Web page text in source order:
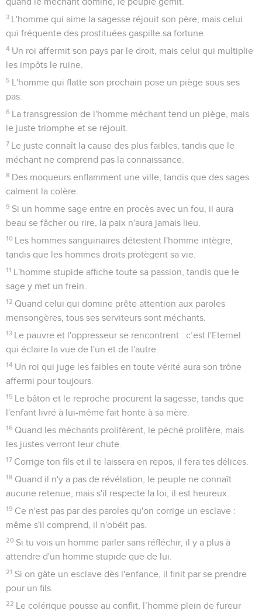
3 L'homme qui aime la sagesse réjouit son père, mais celui
qui fréquente des prostituées gaspille sa fortune.
4 Un roi affermit son pays par le droit, mais celui qui multiplie
les impôts le ruine.
5 L'homme qui flatte son prochain pose un piège sous ses
pas.
6 La transgression de l'homme méchant tend un piège, mais
le juste triomphe et se réjouit.
7 Le juste connaît la cause des plus faibles, tandis que le
méchant ne comprend pas la connaissance.
8 Des moqueurs enflamment une ville, tandis que des sages
calment la colère.
9 Si un homme sage entre en procès avec un fou, il aura
beau se fâcher ou rire, la paix n'aura jamais lieu.
10 Les hommes sanguinaires détestent l'homme intègre,
tandis que les hommes droits protègent sa vie.
11 L'homme stupide affiche toute sa passion, tandis que le
sage y met un frein.
12 Quand celui qui domine prête attention aux paroles
mensongères, tous ses serviteurs sont méchants.
13 Le pauvre et l'oppresseur se rencontrent : c’est l'Eternel
qui éclaire la vue de l'un et de l'autre.
14 Un roi qui juge les faibles en toute vérité aura son trône
affermi pour toujours.
15 Le bâton et le reproche procurent la sagesse, tandis que
l'enfant livré à lui-même fait honte à sa mère.
16 Quand les méchants prolifèrent, le péché prolifère, mais
les justes verront leur chute.
17 Corrige ton fils et il te laissera en repos, il fera tes délices.
18 Quand il n'y a pas de révélation, le peuple ne connaît
aucune retenue, mais s'il respecte la loi, il est heureux.
19 Ce n'est pas par des paroles qu'on corrige un esclave :
même s'il comprend, il n'obéit pas.
20 Si tu vois un homme parler sans réfléchir, il y a plus à
attendre d'un homme stupide que de lui.
21 Si on gâte un esclave dès l'enfance, il finit par se prendre
pour un fils.
22 Le colérique pousse au conflit, l’homme plein de fureur